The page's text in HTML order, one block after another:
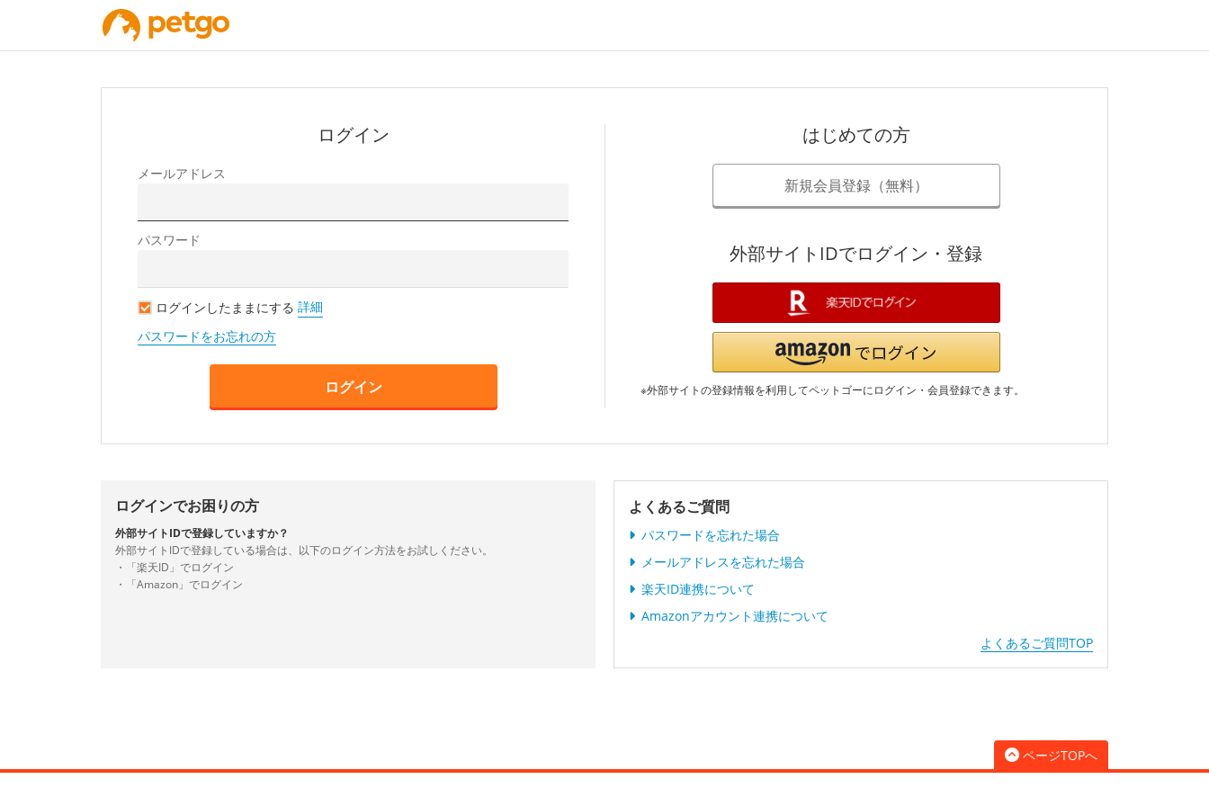
ログイン
メールアドレス
パスワード
ログインしたままにする 詳細
パスワードをお忘れの方
ログイン
はじめての方
新規会員登録（無料）
外部サイトIDでログイン・登録
※外部サイトの登録情報を利用してペットゴーにログイン・会員登録できます。
ログインでお困りの方
外部サイトIDで登録していますか？
外部サイトIDで登録している場合は、以下のログイン方法をお試しください。
・「楽天ID」でログイン
・「Amazon」でログイン
よくあるご質問
パスワードを忘れた場合
メールアドレスを忘れた場合
楽天ID連携について
Amazonアカウント連携について
よくあるご質問TOP
ページTOPへ